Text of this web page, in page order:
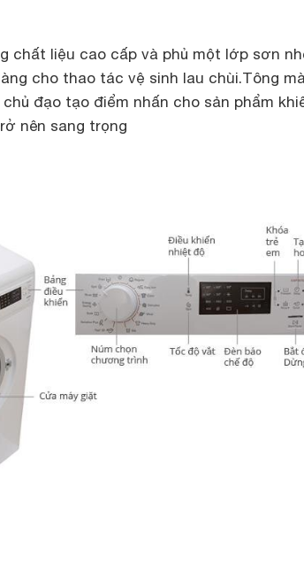
liệu cao cấp và phủ một lớp sơn
cho thao tác vệ sinh lau chùi.Tông
đạo tạo điểm nhấn cho sản phẩm
nên sang trọng